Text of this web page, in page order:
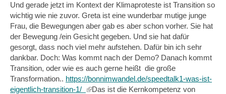
external)
Und gerade jetzt im Kontext der Klimaproteste ist Transition so
wichtig wie nie zuvor. Greta ist eine wunderbar mutige junge
Frau, die Bewegungen aber gab es aber schon vorher. Sie hat
der Bewegung /ein Gesicht gegeben. Und sie hat dafür
gesorgt, dass noch viel mehr aufstehen. Dafür bin ich sehr
dankbar. Doch: Was kommt nach der Demo? Danach kommt
Transition, oder wie es auch gerne heißt die große
Transformation.. https://bonnimwandel.de/speedtalk1-was-ist-
eigentlich-transition-1/ (linkDas ist die Kernkompetenz von